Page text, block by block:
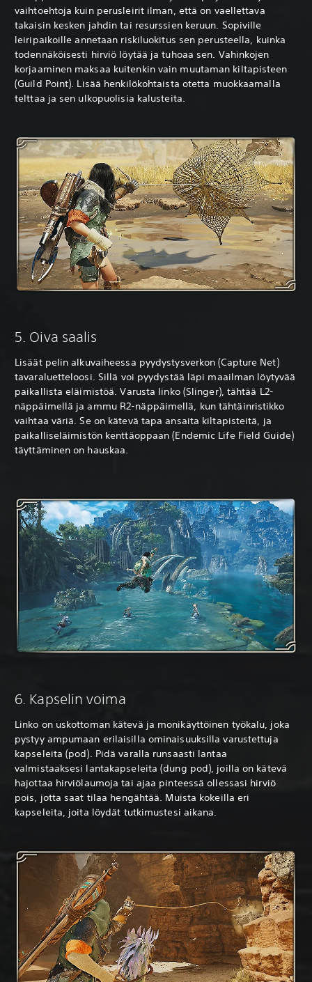
vaihtoehtoja kuin perusleirit ilman, että on vaellettava
takaisin kesken jahdin tai resurssien keruun. Sopiville
leiripaikoille annetaan riskiluokitus sen perusteella, kuinka
todennäköisesti hirviö löytää ja tuhoaa sen. Vahinkojen
korjaaminen maksaa kuitenkin vain muutaman kiltapisteen
(Guild Point). Lisää henkilökohtaista otetta muokkaamalla
telttaa ja sen ulkopuolisia kalusteita.
5. Oiva saalis
Lisäät pelin alkuvaiheessa pyydystysverkon (Capture Net)
tavaraluetteloosi. Sillä voi pyydystää läpi maailman löytyvää
paikallista eläimistöä. Varusta linko (Slinger), tähtää L2-
näppäimellä ja ammu R2-näppäimellä, kun tähtäinristikko
vaihtaa väriä. Se on kätevä tapa ansaita kiltapisteitä, ja
paikalliseläimistön kenttäoppaan (Endemic Life Field Guide)
täyttäminen on hauskaa.
6. Kapselin voima
Linko on uskottoman kätevä ja monikäyttöinen työkalu, joka
pystyy ampumaan erilaisilla ominaisuuksilla varustettuja
kapseleita (pod). Pidä varalla runsaasti lantaa
valmistaaksesi lantakapseleita (dung pod), joilla on kätevä
hajottaa hirviölaumoja tai ajaa pinteessä ollessasi hirviö
pois, jotta saat tilaa hengähtää. Muista kokeilla eri
kapseleita, joita löydät tutkimustesi aikana.